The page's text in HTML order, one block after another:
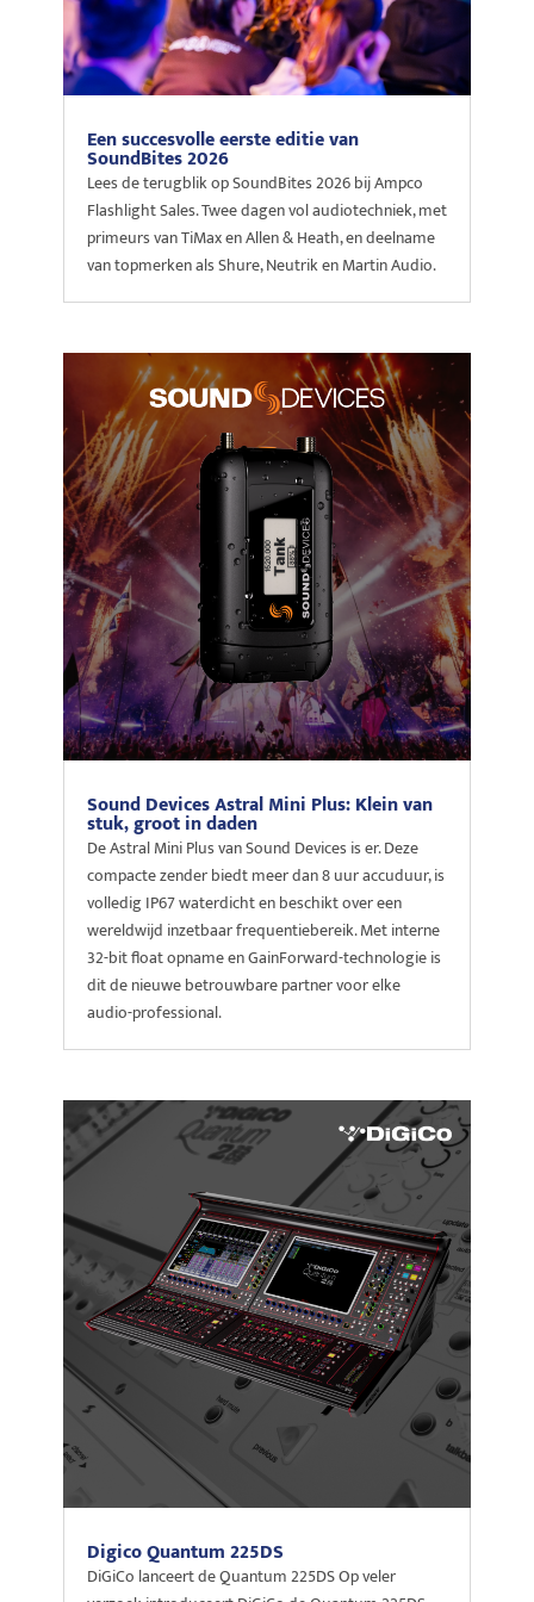
Een succesvolle eerste editie van
SoundBites 2026
Lees de terugblik op SoundBites 2026 bij Ampco
Flashlight Sales. Twee dagen vol audiotechniek, met
primeurs van TiMax en Allen & Heath, en deelname
van topmerken als Shure, Neutrik en Martin Audio.
Sound Devices Astral Mini Plus: Klein van
stuk, groot in daden
De Astral Mini Plus van Sound Devices is er. Deze
compacte zender biedt meer dan 8 uur accuduur, is
volledig IP67 waterdicht en beschikt over een
wereldwijd inzetbaar frequentiebereik. Met interne
32-bit float opname en GainForward-technologie is
dit de nieuwe betrouwbare partner voor elke
audio-professional.
Digico Quantum 225DS
DiGiCo lanceert de Quantum 225DS Op veler